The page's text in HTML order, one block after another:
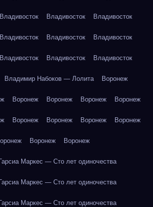
Владивосток Владивосток Владивосток
Владивосток Владивосток Владивосток
Владивосток Владивосток Владивосток
Владимир Набоков — Лолита Воронеж
Воронеж Воронеж Воронеж Воронеж
Воронеж Воронеж Воронеж Воронеж
Воронеж Воронеж
Маркес — Сто лет одиночества
Маркес — Сто лет одиночества
Маркес — Сто лет одиночества